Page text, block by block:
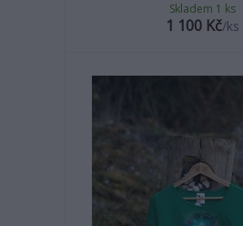
1 100 Kč/ks
Skladem 1 ks